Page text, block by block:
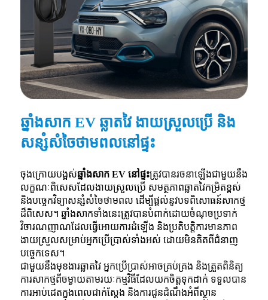
ឆ្នាំងសាក EV ឆ្លាតវៃ ងាយស្រួលប្រើ និង
សន្សំសំចៃថាមពលនៅផ្ទះ
ចុងក្រោយបង្អស់ឆ្នាំងសាក EV នៅផ្ទះត្រូវបានរចនាឡើងជាមួយនឹង
លក្ខណៈពិសេសដែលងាយស្រួលប្រើ សមត្ថភាពឆ្លាតវៃកម្រិតខ្ពស់
និងបច្ចេកវិទ្យាសន្សំសំចៃថាមពល ដើម្បីផ្តល់នូវបទពិសោធន៍សាកថ្ម
ដ៏ពិសេស។ ឆ្នាំងសាកទាំងនេះត្រូវបានបំពាក់ដោយចំណុចប្រទាក់
វិចារណញាណដែលធ្វើអោយការដំឡើង និងប្រតិបត្តិការមានភាព
ងាយស្រួលសម្រាប់អ្នកប្រើប្រាស់ទាំងអស់ ដោយមិនគិតពីជំនាញ
បច្ចេកទេស។
ជាមួយនឹងមុខងារឆ្លាតវៃ អ្នកប្រើប្រាស់អាចគ្រប់គ្រង និងត្រួតពិនិត្យ
ការសាកថ្មពីចម្ងាយតាមរយៈកម្មវិធីដែលយកចិត្តទុកដាក់ ទទួលបាន
ការអាប់ដេតក្នុងពេលជាក់ស្តែង និងការជូនដំណឹងអំពីស្ថាន